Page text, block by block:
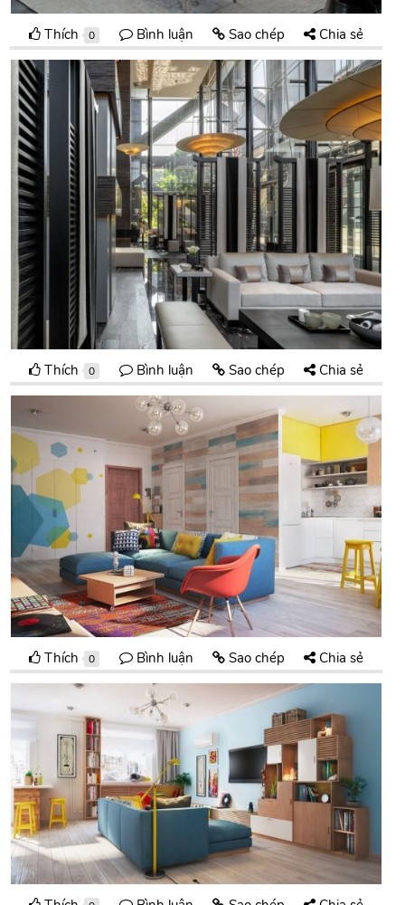
Thích 0 Bình luận Sao chép Chia sẻ
Thích 0 Bình luận Sao chép Chia sẻ
Thích 0 Bình luận Sao chép Chia sẻ